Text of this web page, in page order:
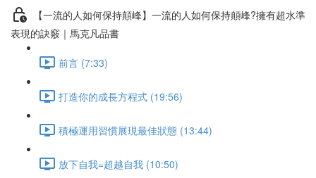
【一流的人如何保持顛峰】一流的人如何保持顛峰?擁有超水準
表現的訣竅｜馬克凡品書
前言 (7:33)
打造你的成長方程式 (19:56)
積極運用習慣展現最佳狀態 (13:44)
放下自我=超越自我 (10:50)